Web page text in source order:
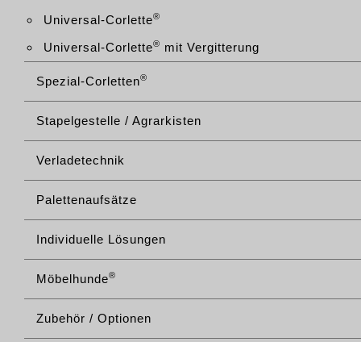
Universal-Corlette®
Universal-Corlette® mit Vergitterung
Spezial-Corletten®
Stapelgestelle / Agrarkisten
Verladetechnik
Palettenaufsätze
Individuelle Lösungen
Möbelhunde®
Zubehör / Optionen